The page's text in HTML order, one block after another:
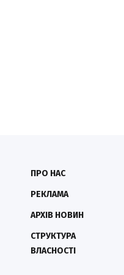
ПРО НАС
РЕКЛАМА
АРХІВ НОВИН
СТРУКТУРА
ВЛАСНОСТІ